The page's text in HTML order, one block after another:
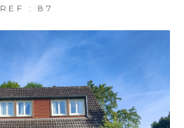
REF : 87